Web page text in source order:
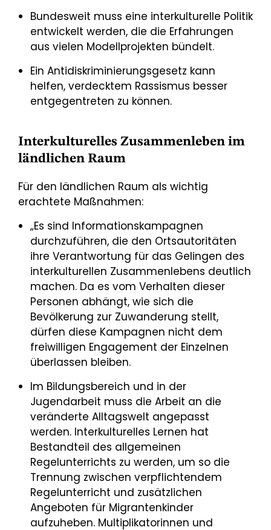
Bundesweit muss eine interkulturelle Politik
entwickelt werden, die die Erfahrungen
aus vielen Modellprojekten bündelt.
Ein Antidiskriminierungsgesetz kann
helfen, verdecktem Rassismus besser
entgegentreten zu können.
Interkulturelles Zusammenleben im
ländlichen Raum
Für den ländlichen Raum als wichtig
erachtete Maßnahmen:
„Es sind Informationskampagnen
durchzuführen, die den Ortsautoritäten
ihre Verantwortung für das Gelingen des
interkulturellen Zusammenlebens deutlich
machen. Da es vom Verhalten dieser
Personen abhängt, wie sich die
Bevölkerung zur Zuwanderung stellt,
dürfen diese Kampagnen nicht dem
freiwilligen Engagement der Einzelnen
überlassen bleiben.
Im Bildungsbereich und in der
Jugendarbeit muss die Arbeit an die
veränderte Alltagswelt angepasst
werden. Interkulturelles Lernen hat
Bestandteil des allgemeinen
Regelunterrichts zu werden, um so die
Trennung zwischen verpflichtendem
Regelunterricht und zusätzlichen
Angeboten für Migrantenkinder
aufzuheben. Multiplikatorinnen und